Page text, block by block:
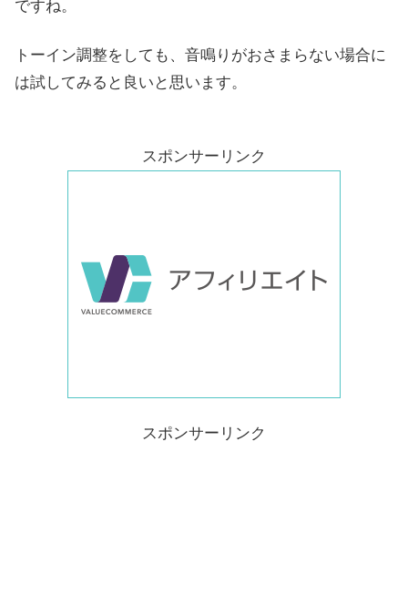
ですね。
トーイン調整をしても、音鳴りがおさまらない場合に
は試してみると良いと思います。
スポンサーリンク
スポンサーリンク